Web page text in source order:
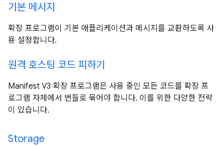
기본 메시지
확장 프로그램이 기본 애플리케이션과 메시지를 교환하도록 사
용 설정합니다.
원격 호스팅 코드 피하기
Manifest V3 확장 프로그램은 사용 중인 모든 코드를 확장 프
로그램 자체에서 번들로 묶어야 합니다. 이를 위한 다양한 전략
이 있습니다.
Storage